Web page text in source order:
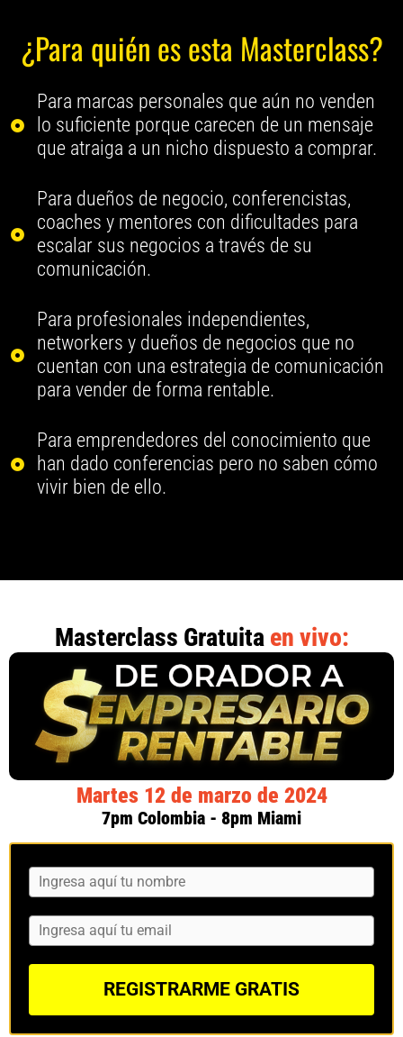
¿Para quién es esta Masterclass?
Para marcas personales que aún no venden
lo suficiente porque carecen de un mensaje
que atraiga a un nicho dispuesto a comprar.
Para dueños de negocio, conferencistas,
coaches y mentores con dificultades para
escalar sus negocios a través de su
comunicación.
Para profesionales independientes,
networkers y dueños de negocios que no
cuentan con una estrategia de comunicación
para vender de forma rentable.
Para emprendedores del conocimiento que
han dado conferencias pero no saben cómo
vivir bien de ello.
Masterclass Gratuita en vivo:
Martes 12 de marzo de 2024
7pm Colombia - 8pm Miami
REGISTRARME GRATIS